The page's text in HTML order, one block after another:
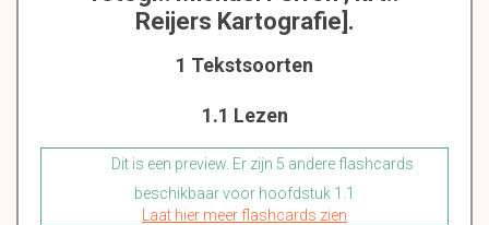
Reijers Kartografie].
1 Tekstsoorten
1.1 Lezen
Dit is een preview. Er zijn 5 andere flashcards
beschikbaar voor hoofdstuk 1.1
Laat hier meer flashcards zien